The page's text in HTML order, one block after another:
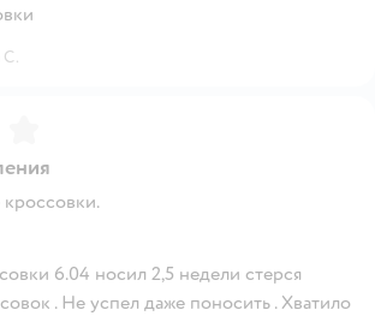
С.
6.04 носил 2,5 недели стерся
. Не успел даже поносить . Хватило